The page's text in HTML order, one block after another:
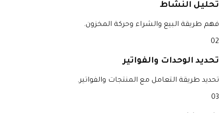
تحليل النشاط
فهم طريقة البيع والشراء وحركة المخزون.
02
تحديد الوحدات والفواتير
تحديد طريقة التعامل مع المنتجات والفواتير.
03